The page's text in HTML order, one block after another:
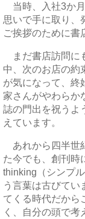
当時、入社3か
思いで手に取り、
ご挨拶のために書
まだ書店訪問に
中、次のお店の約
が気になって、終
家さんがやわらか
誌の門出を祝うよ
えています。
あれから四半世
た今でも、創刊時
thinking（シンプ
う言葉は古びてい
てくる時代だから
く、自分の頭で